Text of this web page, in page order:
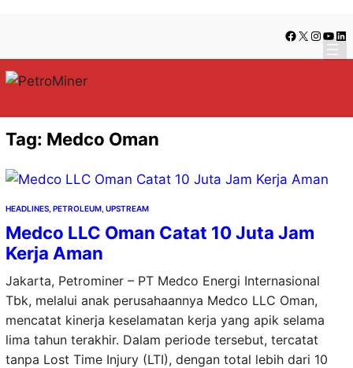
Facebook
X
Tag: Medco Oman
HEADLINES, PETROLEUM, UPSTREAM
Medco LLC Oman Catat 10 Juta Jam
Kerja Aman
Jakarta, Petrominer – PT Medco Energi Internasional
Tbk, melalui anak perusahaannya Medco LLC Oman,
mencatat kinerja keselamatan kerja yang apik selama
lima tahun terakhir. Dalam periode tersebut, tercatat
tanpa Lost Time Injury (LTI), dengan total lebih dari 10